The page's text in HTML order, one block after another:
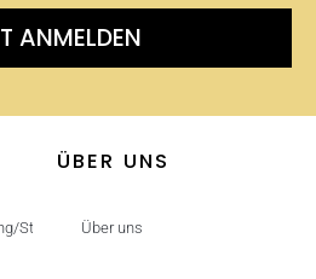
ANMELDEN
Steuerfrei
ÜBER UNS
Über uns